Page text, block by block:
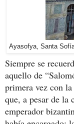
Ayasofya, Santa
Siempre se
aquello de
primera vez con
que, a pesar de la
emperador